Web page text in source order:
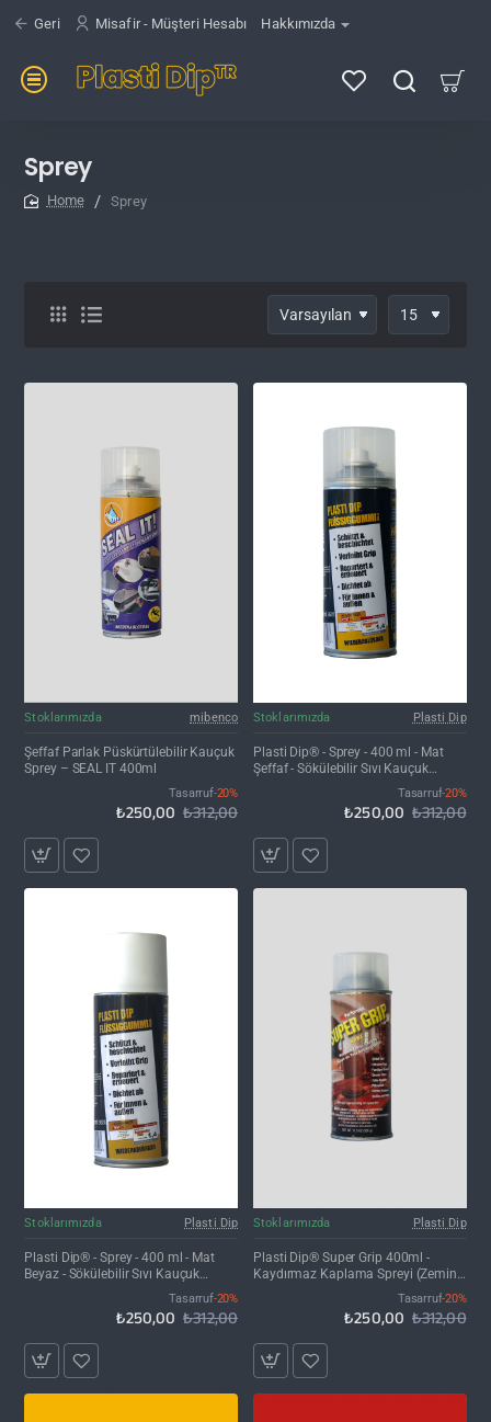
Geri Misafir - Müşteri Hesabı Hakkımızda
Sprey
Sprey
İNDIRIM'DE
Stoklarımızda mibenco
Şeffaf Parlak Püskürtülebilir Kauçuk
Sprey – SEAL IT 400ml
Tasarruf-20%
₺250,00 ₺312,00
İNDIRIM'DE
Stoklarımızda Plasti Dip
Plasti Dip® - Sprey - 400 ml - Mat
Şeffaf - Sökülebilir Sıvı Kauçuk
Tasarruf-20%
₺250,00 ₺312,00
İNDIRIM'DE
Stoklarımızda Plasti Dip
Plasti Dip® - Sprey - 400 ml - Mat
Beyaz - Sökülebilir Sıvı Kauçuk
Tasarruf-20%
₺250,00 ₺312,00
İNDIRIM'DE
Stoklarımızda Plasti Dip
Plasti Dip® Super Grip 400ml -
Kaydırmaz Kaplama Spreyi (Zemin,
Tasarruf-20%
₺250,00 ₺312,00